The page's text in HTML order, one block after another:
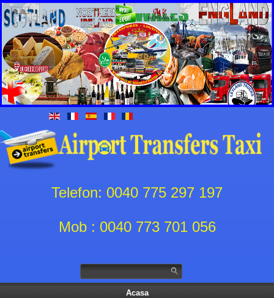
Telefon: 0040 775 297 197
Mob : 0040 773 701 056
Acasa